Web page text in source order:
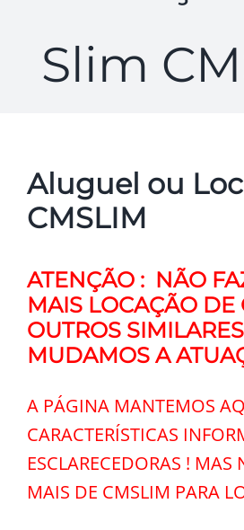
Slim
Aluguel ou
CMSLIM
ATENÇÃO : NÃO
MAIS LOCAÇÃO DE
OUTROS
MUDAMOS A
A PÁGINA MANTEMOS
CARACTERÍSTICAS
ESCLARECEDORAS !
MAIS DE CMSLIM PARA